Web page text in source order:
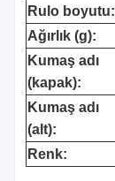
Rulo boyutu:
Ağırlık (g):
Kumaş adı
(kapak):
Kumaş adı
(alt):
Renk: